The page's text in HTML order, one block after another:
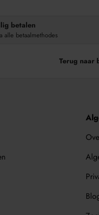
betalen
alle betaalmethodes
Terug naar